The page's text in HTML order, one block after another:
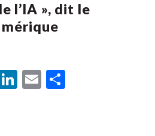
l’IA », dit le
LinkedIn
Email